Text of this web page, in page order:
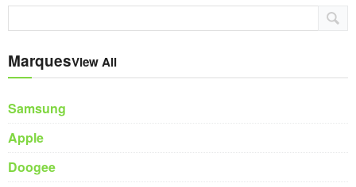
MarquesView All
Samsung
Apple
Doogee